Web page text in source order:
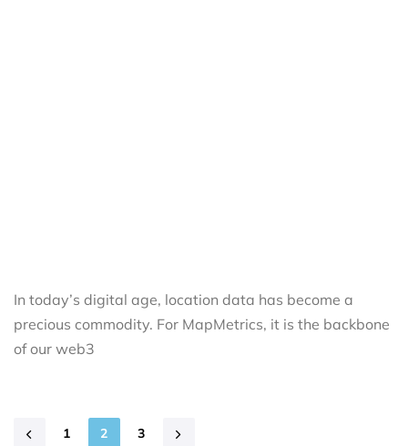
In today’s digital age, location data has become a
precious commodity. For MapMetrics, it is the backbone
of our web3
1 2 3